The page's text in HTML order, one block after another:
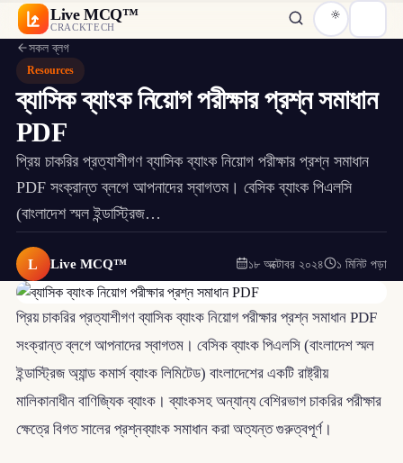
Live MCQ™
CRACKTECH
সকল ব্লগ
Resources
ব্যাসিক ব্যাংক নিয়োগ পরীক্ষার প্রশ্ন সমাধান
PDF
প্রিয় চাকরির প্রত্যাশীগণ ব্যাসিক ব্যাংক নিয়োগ পরীক্ষার প্রশ্ন সমাধান
PDF সংক্রান্ত ব্লগে আপনাদের স্বাগতম। বেসিক ব্যাংক পিএলসি
(বাংলাদেশ স্মল ইন্ডাস্ট্রিজ…
L Live MCQ™ ১৮ অক্টোবর ২০২৪ ১ মিনিট পড়া
প্রিয় চাকরির প্রত্যাশীগণ ব্যাসিক ব্যাংক নিয়োগ পরীক্ষার প্রশ্ন সমাধান PDF
সংক্রান্ত ব্লগে আপনাদের স্বাগতম। বেসিক ব্যাংক পিএলসি (বাংলাদেশ স্মল
ইন্ডাস্ট্রিজ অ্যান্ড কমার্স ব্যাংক লিমিটেড) বাংলাদেশের একটি রাষ্ট্রীয়
মালিকানাধীন বাণিজ্যিক ব্যাংক। ব্যাংকসহ অন্যান্য বেশিরভাগ চাকরির পরীক্ষার
ক্ষেত্রে বিগত সালের প্রশ্নব্যাংক সমাধান করা অত্যন্ত গুরুত্বপূর্ণ।